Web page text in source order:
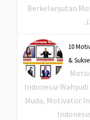
Berkelanjutan
10
&
Indonesia
Muda, Motivator